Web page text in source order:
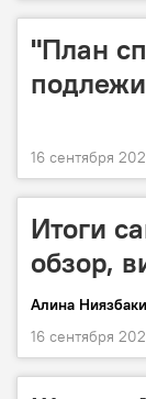
"План
16 сентября
Итоги
обзор,
Алина
16 сентября